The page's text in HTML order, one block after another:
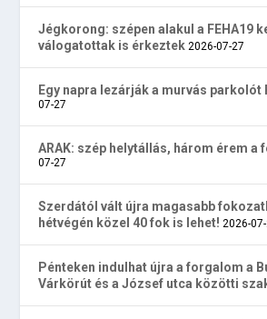
Jégkorong: szépen alakul a FEHA19
válogatottak is érkeztek 2026-07-27
Egy napra lezárják a murvás parkolót
07-27
ARAK: szép helytállás, három érem a
07-27
Szerdától vált újra magasabb
hétvégén közel 40 fok is lehet! 2026-
Pénteken indulhat újra a forgalom a
Várkörút és a József utca közötti